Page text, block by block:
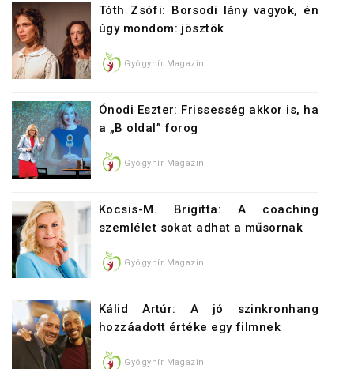
Tóth Zsófi: Borsodi lány vagyok, én
úgy mondom: jösztök
Gyógyhír Magazin
Ónodi Eszter: Frissesség akkor is, ha
a „B oldal” forog
Gyógyhír Magazin
Kocsis-M. Brigitta: A coaching
szemlélet sokat adhat a műsornak
Gyógyhír Magazin
Kálid Artúr: A jó szinkronhang
hozzáadott értéke egy filmnek
Gyógyhír Magazin